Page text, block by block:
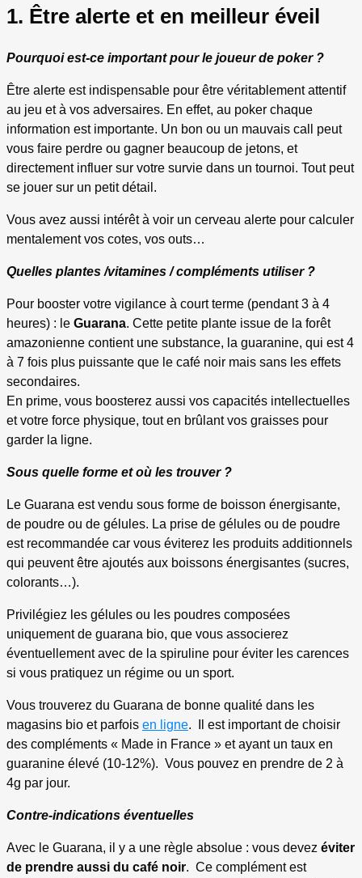
1. Être alerte et en meilleur éveil
Pourquoi est-ce important pour le joueur de poker ?
Être alerte est indispensable pour être véritablement attentif
au jeu et à vos adversaires. En effet, au poker chaque
information est importante. Un bon ou un mauvais call peut
vous faire perdre ou gagner beaucoup de jetons, et
directement influer sur votre survie dans un tournoi. Tout peut
se jouer sur un petit détail.
Vous avez aussi intérêt à voir un cerveau alerte pour calculer
mentalement vos cotes, vos outs…
Quelles plantes /vitamines / compléments utiliser ?
Pour booster votre vigilance à court terme (pendant 3 à 4
heures) : le Guarana. Cette petite plante issue de la forêt
amazonienne contient une substance, la guaranine, qui est 4
à 7 fois plus puissante que le café noir mais sans les effets
secondaires.
En prime, vous boosterez aussi vos capacités intellectuelles
et votre force physique, tout en brûlant vos graisses pour
garder la ligne.
Sous quelle forme et où les trouver ?
Le Guarana est vendu sous forme de boisson énergisante,
de poudre ou de gélules. La prise de gélules ou de poudre
est recommandée car vous éviterez les produits additionnels
qui peuvent être ajoutés aux boissons énergisantes (sucres,
colorants…).
Privilégiez les gélules ou les poudres composées
uniquement de guarana bio, que vous associerez
éventuellement avec de la spiruline pour éviter les carences
si vous pratiquez un régime ou un sport.
Vous trouverez du Guarana de bonne qualité dans les
magasins bio et parfois en ligne. Il est important de choisir
des compléments « Made in France » et ayant un taux en
guaranine élevé (10-12%). Vous pouvez en prendre de 2 à
4g par jour.
Contre-indications éventuelles
Avec le Guarana, il y a une règle absolue : vous devez éviter
de prendre aussi du café noir. Ce complément est